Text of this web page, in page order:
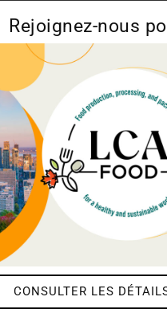
Rejoignez-nous
CONSULTER LES